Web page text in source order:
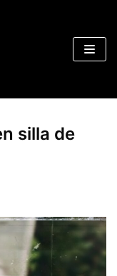
silla de